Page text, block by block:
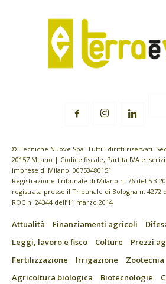
© Tecniche Nuove Spa. Tutti i diritti riservati.
20157 Milano | Codice fiscale, Partita IVA e
imprese di Milano: 00753480151
Registrazione Tribunale di Milano n. 76 del
registrata presso il Tribunale di Bologna n. 4272
ROC n. 24344 dell’11 marzo 2014
Attualità Finanziamenti agricoli
Leggi, lavoro e fisco
Colture
Prezzi
Fertilizzazione
Irrigazione Zootecnia
Agricoltura biologica
Biotecnologie